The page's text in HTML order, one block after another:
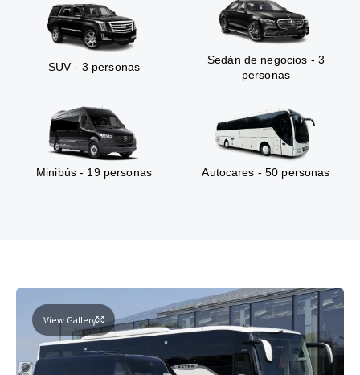
SUV - 3 personas
Sedán de negocios - 3
personas
Minibús - 19 personas Autocares - 50 personas
View Gallery